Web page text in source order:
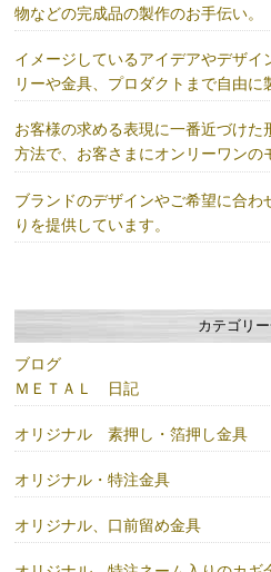
物などの完成品の製作のお手伝い。
イメージしているアイデアやデザ
リーや金具、プロダクトまで自由に
お客様の求める表現に一番近づけ
方法で、お客さまにオンリーワンの
ブランドのデザインやご希望に合
りを提供しています。
カテゴリ
ブログ
ＭＥＴＡＬ 日記
オリジナル 素押し・箔押し金具
オリジナル・特注金具
オリジナル、口前留め金具